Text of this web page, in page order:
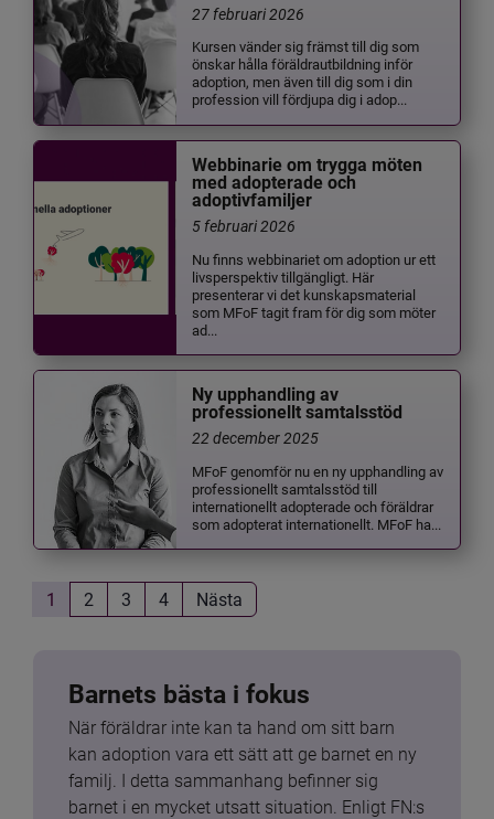
27 februari 2026
Kursen vänder sig främst till dig som
önskar hålla föräldrautbildning inför
adoption, men även till dig som i din
profession vill fördjupa dig i adop...
Webbinarie om trygga möten
med adopterade och
adoptivfamiljer
5 februari 2026
Nu finns webbinariet om adoption ur ett
livsperspektiv tillgängligt. Här
presenterar vi det kunskapsmaterial
som MFoF tagit fram för dig som möter
ad...
Ny upphandling av
professionellt samtalsstöd
22 december 2025
MFoF genomför nu en ny upphandling av
professionellt samtalsstöd till
internationellt adopterade och föräldrar
som adopterat internationellt. MFoF ha...
1 2 3 4 Nästa
Barnets bästa i fokus
När föräldrar inte kan ta hand om sitt barn
kan adoption vara ett sätt att ge barnet en ny
familj. I detta sammanhang befinner sig
barnet i en mycket utsatt situation. Enligt FN:s